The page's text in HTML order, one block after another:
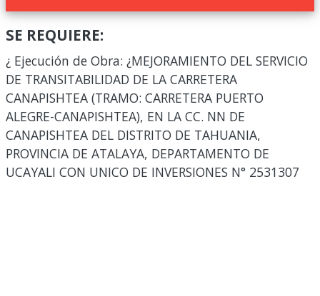
SE REQUIERE:
¿ Ejecución de Obra: ¿MEJORAMIENTO DEL SERVICIO
DE TRANSITABILIDAD DE LA CARRETERA
CANAPISHTEA (TRAMO: CARRETERA PUERTO
ALEGRE-CANAPISHTEA), EN LA CC. NN DE
CANAPISHTEA DEL DISTRITO DE TAHUANIA,
PROVINCIA DE ATALAYA, DEPARTAMENTO DE
UCAYALI CON UNICO DE INVERSIONES N° 2531307